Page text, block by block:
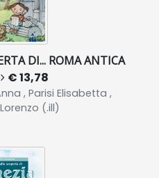
DI... ROMA ANTICA
€ 13,78
, Parisi Elisabetta ,
(.ill)